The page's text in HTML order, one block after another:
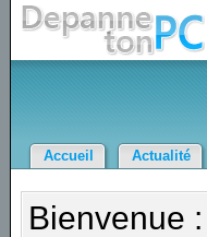
Accueil Actualité
Bienvenue :